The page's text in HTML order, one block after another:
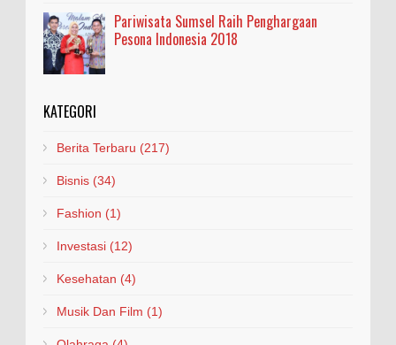
Pariwisata Sumsel Raih Penghargaan
Pesona Indonesia 2018
KATEGORI
Berita Terbaru (217)
Bisnis (34)
Fashion (1)
Investasi (12)
Kesehatan (4)
Musik Dan Film (1)